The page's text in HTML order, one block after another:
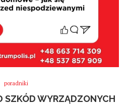
poradniki
SZKÓD WYRZĄDZONYCH